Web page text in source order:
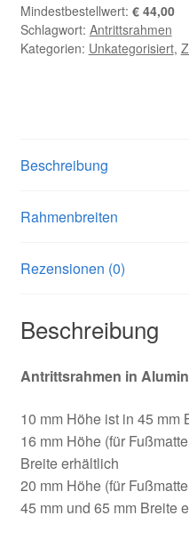
Mindestbestellwert: €44,00
Schlagwort: Antrittsrahmen
Kategorien: Unkategorisiert,
Beschreibung
Rahmenbreiten
Rezensionen (0)
Beschreibung
Antrittsrahmen in
10 mm Höhe ist in 45 mm
16 mm Höhe (für
Breite erhältlich
20 mm Höhe (für
45 mm und 65 mm Breite